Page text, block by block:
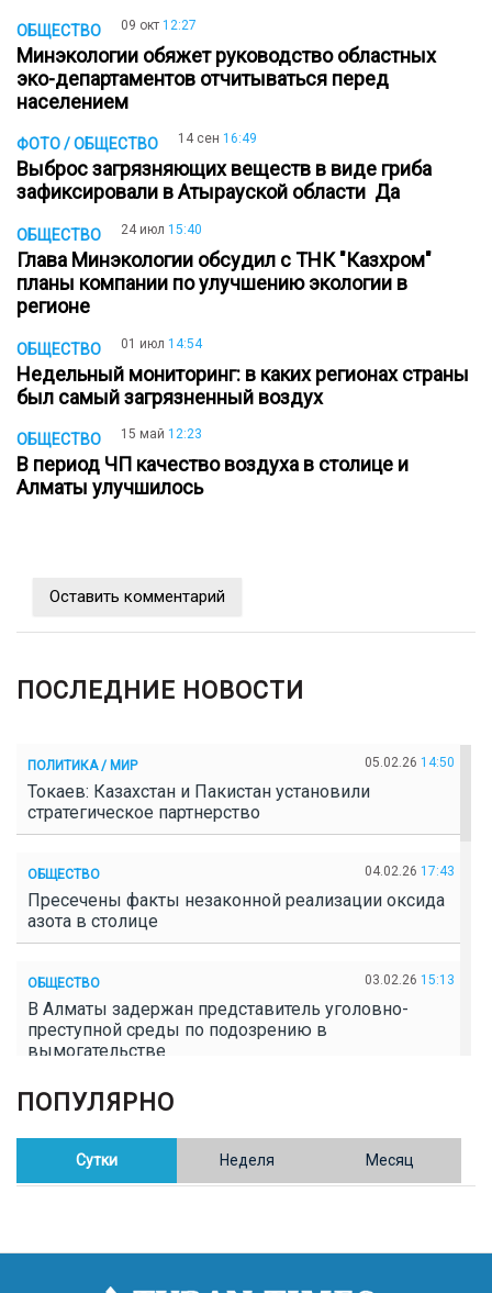
ОБЩЕСТВО 09 окт 12:27
Минэкологии обяжет руководство областных
эко-департаментов отчитываться перед
населением
ФОТО / ОБЩЕСТВО 14 сен 16:49
Выброс загрязняющих веществ в виде гриба
зафиксировали в Атырауской области Да
ОБЩЕСТВО 24 июл 15:40
Глава Минэкологии обсудил с ТНК "Казхром"
планы компании по улучшению экологии в
регионе
ОБЩЕСТВО 01 июл 14:54
Недельный мониторинг: в каких регионах страны
был самый загрязненный воздух
ОБЩЕСТВО 15 май 12:23
В период ЧП качество воздуха в столице и
Алматы улучшилось
Оставить комментарий
ПОСЛЕДНИЕ НОВОСТИ
ПОЛИТИКА / МИР 05.02.26 14:50
Токаев: Казахстан и Пакистан установили
стратегическое партнерство
ОБЩЕСТВО 04.02.26 17:43
Пресечены факты незаконной реализации оксида
азота в столице
ОБЩЕСТВО 03.02.26 15:13
В Алматы задержан представитель уголовно-
преступной среды по подозрению в
вымогательстве
ОБЩЕСТВО
Полицейские пресекли незаконное выращивание
конопли в Таразе
Казахстан возглавил Договор о зоне, свободной от
ПОПУЛЯРНО
Сутки Неделя Месяц